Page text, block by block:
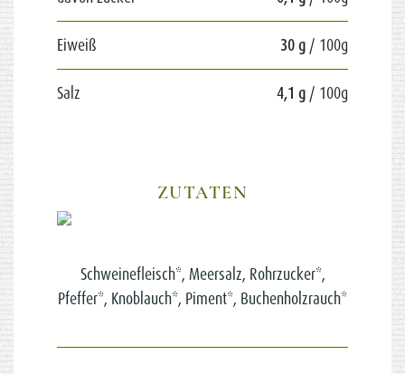
Eiweiß 30 g / 100g
Salz 4,1 g / 100g
ZUTATEN
Schweinefleisch*, Meersalz, Rohrzucker*,
Pfeffer*, Knoblauch*, Piment*, Buchenholzrauch*